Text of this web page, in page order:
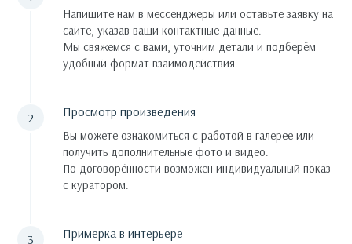
Напишите нам в мессенджеры или оставьте заявку на
сайте, указав ваши контактные данные.
Мы свяжемся с вами, уточним детали и подберём
удобный формат взаимодействия.
Просмотр произведения
Вы можете ознакомиться с работой в галерее или
получить дополнительные фото и видео.
По договорённости возможен индивидуальный показ
с куратором.
Примерка в интерьере